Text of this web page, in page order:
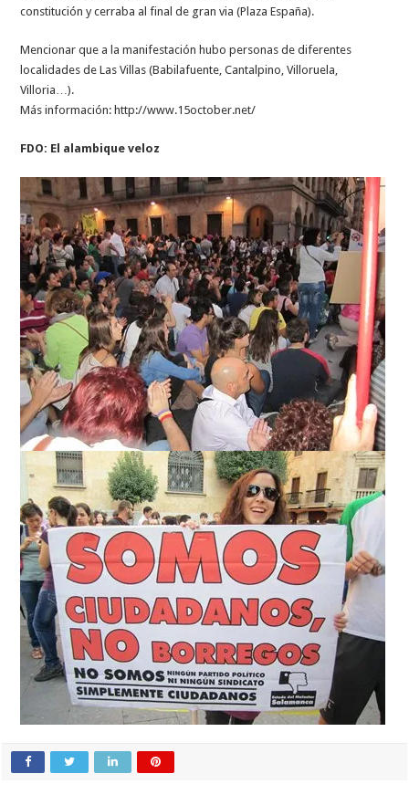
constitución y cerraba al final de gran via (Plaza España).
Mencionar que a la manifestación hubo personas de diferentes
localidades de Las Villas (Babilafuente, Cantalpino, Villoruela,
Villoria…).
Más información: http://www.15october.net/
FDO: El alambique veloz